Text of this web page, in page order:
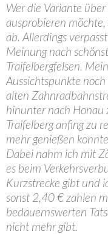
Wer die Variante
ausprobieren
ab. Allerdings
Meinung nach
Traifelbergfelsen.
Aussichtspunkte
alten
hinunter nach Honau
Traifelberg anfing zu
mehr genießen
Dabei nahm ich mit
es beim
Kurzstrecke gibt und
sonst 2,40 € zahlen
bedauernswerten
nicht mehr gibt.